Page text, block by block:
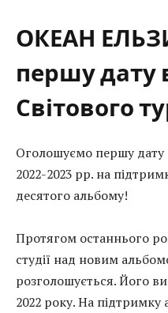
ОКЕАН
першу дату
Світового
Оголошуємо першу дату
2022-2023 рр. на
десятого альбому!
Протягом останнього
студії над новим
розголошується. Його
2022 року. На